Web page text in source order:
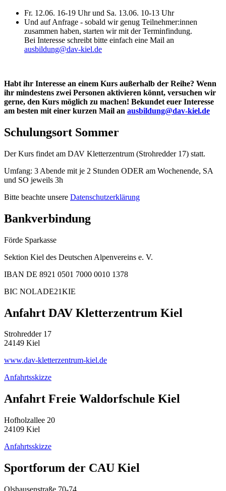
Fr. 12.06. 16-19 Uhr und Sa. 13.06. 10-13 Uhr
Und auf Anfrage - sobald wir genug Teilnehmer:innen
zusammen haben, starten wir mit der Terminfindung.
Bei Interesse schreibt bitte einfach eine Mail an
ausbildung@dav-kiel.de
Habt ihr Interesse an einem Kurs außerhalb der Reihe? Wenn
ihr mindestens zwei Personen aktivieren könnt, versuchen wir
gerne, den Kurs möglich zu machen! Bekundet euer Interesse
am besten mit einer kurzen Mail an ausbildung@dav-kiel.de
Schulungsort Sommer
Der Kurs findet am DAV Kletterzentrum (Strohredder 17) statt.
Umfang: 3 Abende mit je 2 Stunden ODER am Wochenende, SA
und SO jeweils 3h
Bitte beachte unsere Datenschutzerklärung
Bankverbindung
Förde Sparkasse
Sektion Kiel des Deutschen Alpenvereins e. V.
IBAN DE 8921 0501 7000 0010 1378
BIC NOLADE21KIE
Anfahrt DAV Kletterzentrum Kiel
Strohredder 17
24149 Kiel
www.dav-kletterzentrum-kiel.de
Anfahrtsskizze
Anfahrt Freie Waldorfschule Kiel
Hofholzallee 20
24109 Kiel
Anfahrtsskizze
Sportforum der CAU Kiel
Olshausenstraße 70-74